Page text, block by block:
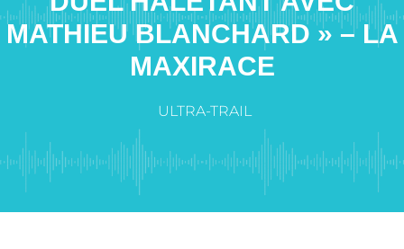
MATHIEU BLANCHARD » – LA
MAXIRACE
ULTRA-TRAIL